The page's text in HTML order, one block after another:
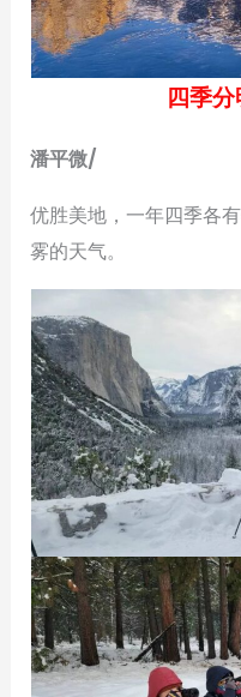
四季
潘平微/
优胜美地，一年四季各
雾的天气。